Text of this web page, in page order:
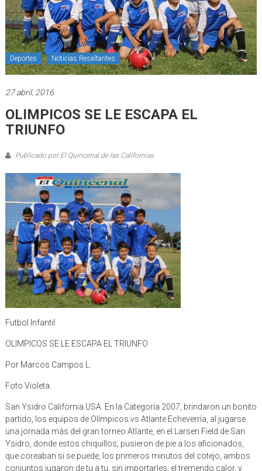
Deportes Noticias Resaltantes
27 abril, 2016
OLIMPICOS SE LE ESCAPA EL
TRIUNFO
Publicado por:El Quincenal de las Californias
Futbol Infantil
OLIMPICOS SE LE ESCAPA EL TRIUNFO
Por Marcos Campos L.
Foto Violeta.
San Ysidro California USA. En la Categoría 2007, brindaron un bonito
partido, los equipos de Olímpicos vs Atlante Echeverría, al jugarse
una jornada más del gran torneo Atlante, en el Larsen Field de San
Ysidro, donde estos chiquillos, pusieron de pie a los aficionados,
que coreaban si se puede, los primeros minutos del cotejo, ambos
conjuntos jugaron de tu a tu, sin importarles, el tremendo calor, y